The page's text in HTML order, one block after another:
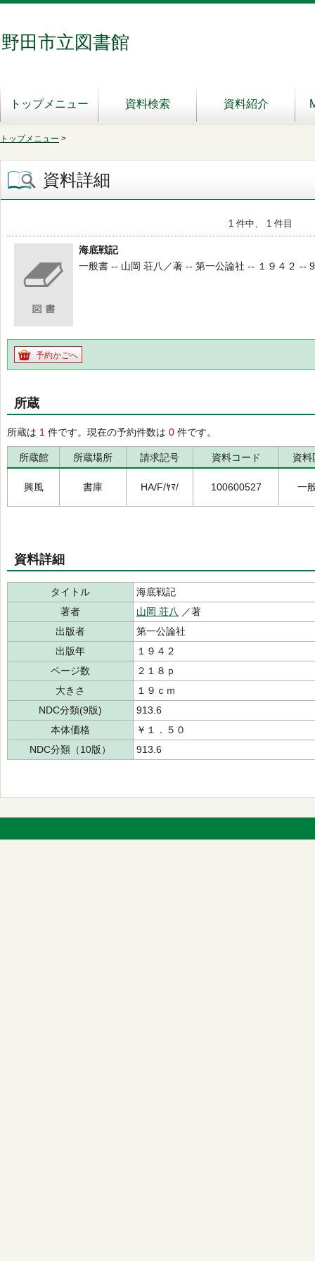
野田市立図書館
トップメニュー 資料検索 資料紹介
トップメニュー >
資料詳細
1 件中、 1 件目
海底戦記
一般書 -- 山岡 荘八／著 -- 第一公論社 -- １９４２ --
予約かごへ
所蔵
所蔵は 1 件です。現在の予約件数は 0 件です。
所蔵館 所蔵場所 請求記号 資料コード 資料
興風 書庫 HA/F/ﾔﾏ/ 100600527 一
資料詳細
タイトル
海底戦記
著者
山岡 荘八 ／著
出版者
第一公論社
出版年
１９４２
ページ数
２１８ｐ
大きさ
１９ｃｍ
NDC分類(9版)
913.6
本体価格
￥１．５０
NDC分類（10版）
913.6